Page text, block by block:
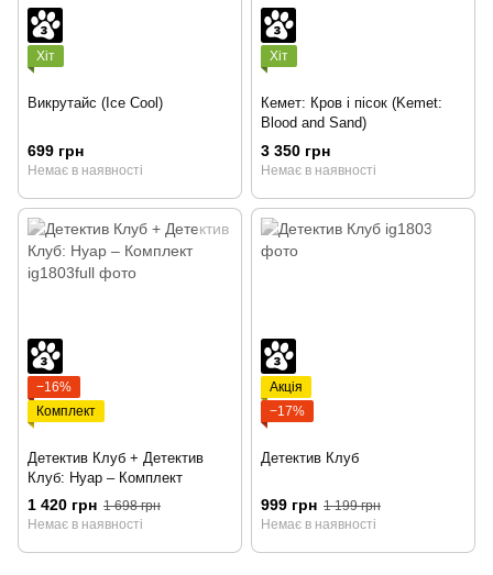
Хіт
Викрутайс (Ice Cool)
699 грн
Немає в наявності
Хіт
Кемет: Кров і пісок (Kemet:
Blood and Sand)
3 350 грн
Немає в наявності
−16%
Комплект
Детектив Клуб + Детектив
Клуб: Нуар – Комплект
1 420 грн 1 698 грн
Немає в наявності
Акція
−17%
Детектив Клуб
999 грн 1 199 грн
Немає в наявності